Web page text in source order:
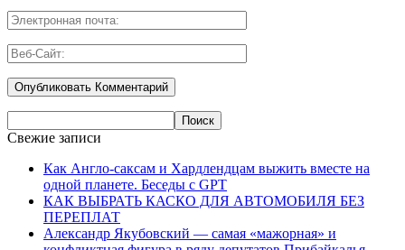
Свежие записи
Как Англо-саксам и Хардлендцам выжить вместе на
одной планете. Беседы с GPT
КАК ВЫБРАТЬ КАСКО ДЛЯ АВТОМОБИЛЯ БЕЗ
ПЕРЕПЛАТ
Александр Якубовский — самая «мажорная» и